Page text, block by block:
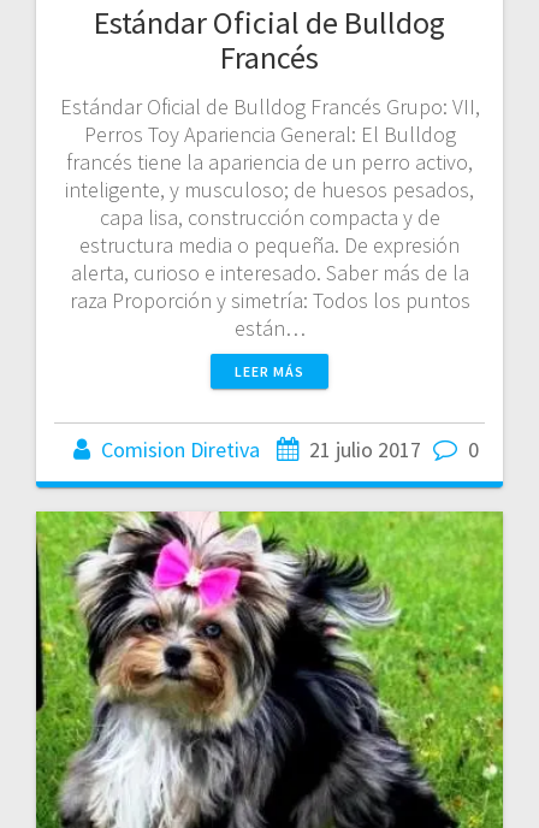
Estándar Oficial de Bulldog
Francés
Estándar Oficial de Bulldog Francés Grupo: VII,
Perros Toy Apariencia General: El Bulldog
francés tiene la apariencia de un perro activo,
inteligente, y musculoso; de huesos pesados,
capa lisa, construcción compacta y de
estructura media o pequeña. De expresión
alerta, curioso e interesado. Saber más de la
raza Proporción y simetría: Todos los puntos
están…
LEER MÁS
Comision Diretiva 21 julio 2017 0